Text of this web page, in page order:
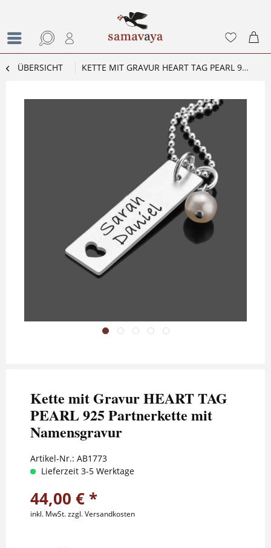
ÜBERSICHT KETTE MIT GRAVUR HEART TAG PEARL 925 PARTNERKETTE MIT NAMENSGRAVUR
Kette mit Gravur HEART TAG
PEARL 925 Partnerkette mit
Namensgravur
Artikel-Nr.: AB1773
Lieferzeit 3-5 Werktage
44,00 € *
inkl. MwSt.zzgl. Versandkosten